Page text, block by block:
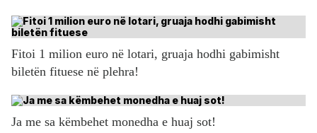
Fitoi 1 milion euro në lotari, gruaja hodhi gabimisht
biletën fituese në plehra!
Ja me sa këmbehet monedha e huaj sot!